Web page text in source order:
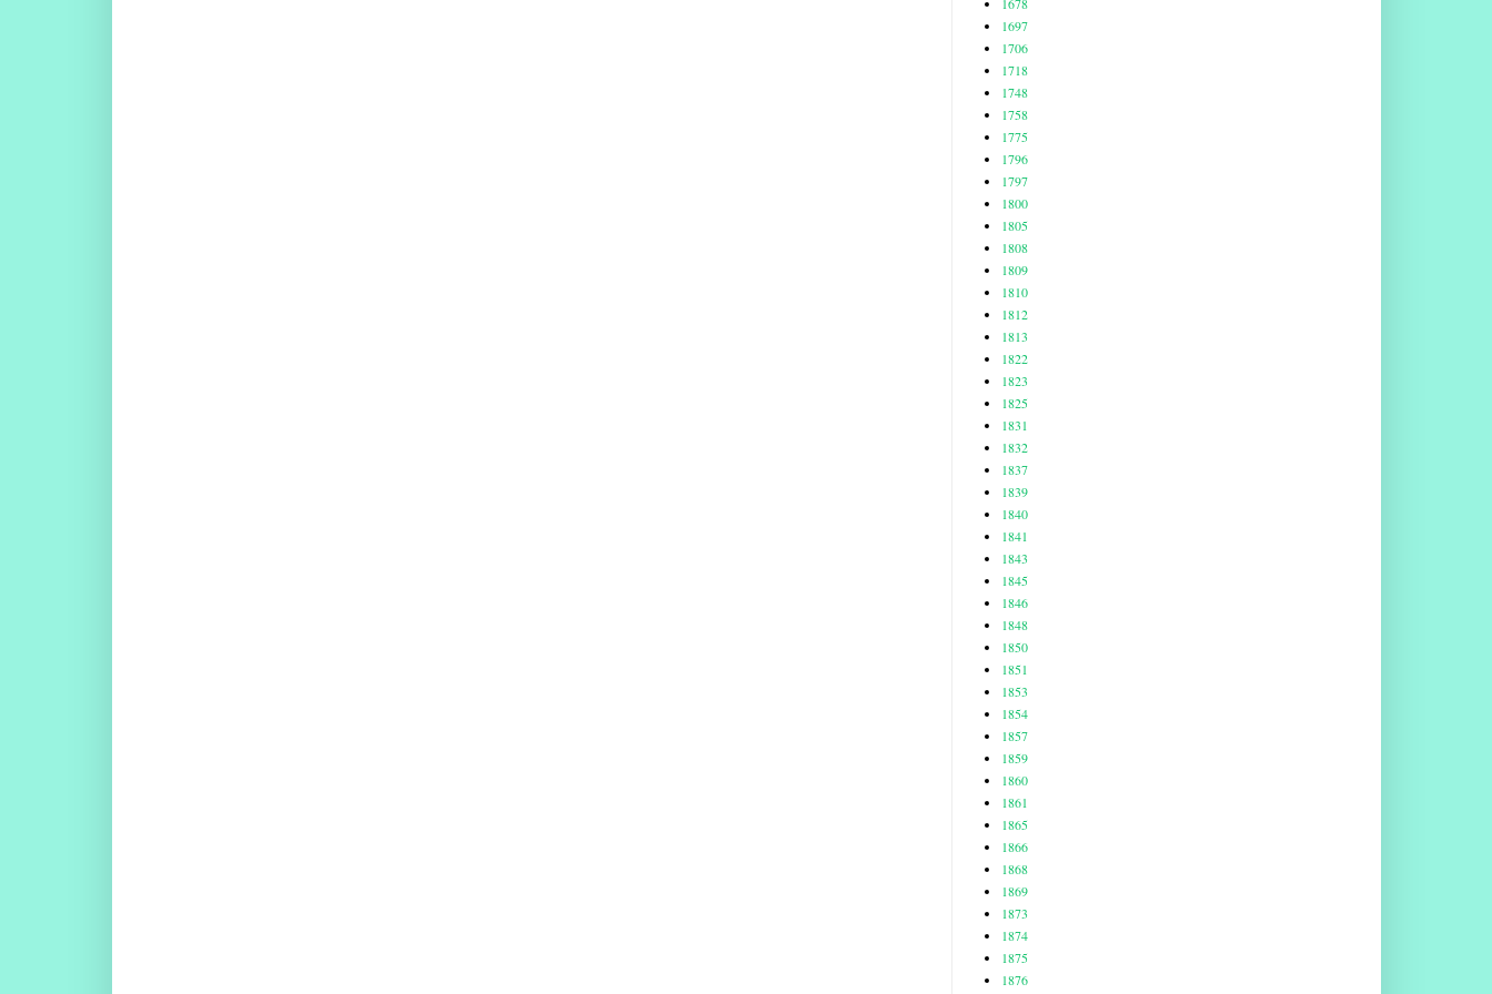
1697
1706
1718
1748
1758
1775
1796
1797
1800
1805
1808
1809
1810
1812
1813
1822
1823
1825
1831
1832
1837
1839
1840
1841
1843
1845
1846
1848
1850
1851
1853
1854
1857
1859
1860
1861
1865
1866
1868
1869
1873
1874
1875
1876